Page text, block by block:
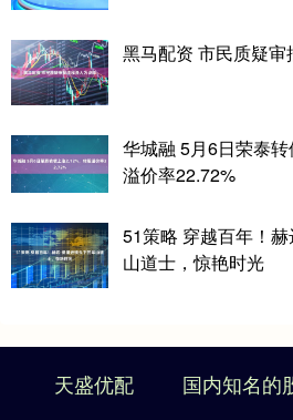
黑马配资 市民质疑
华城融 5月6日荣泰
溢价率22.72%
51策略 穿越百年！
山道士，惊艳时光
天盛优配 国内知名的